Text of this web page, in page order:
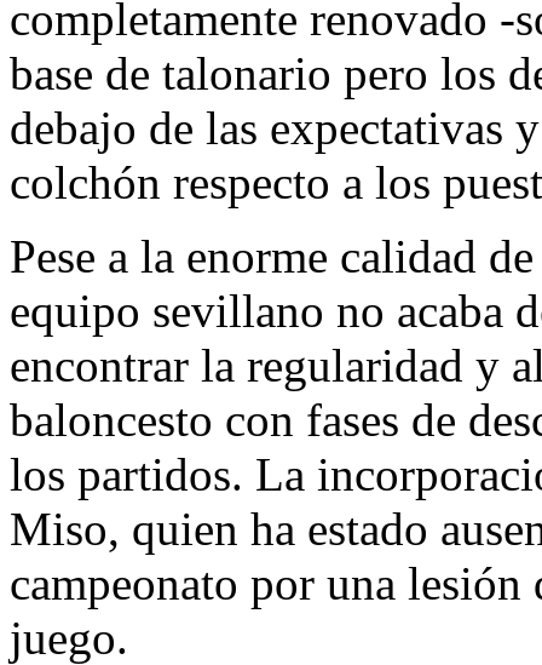
completamente renovado
base de talonario pero los
debajo de las expectativas
colchón respecto a los
Pese a la enorme calidad
equipo sevillano no acaba
encontrar la regularidad y
baloncesto con fases de
los partidos. La
Miso, quien ha estado
campeonato por una
juego.